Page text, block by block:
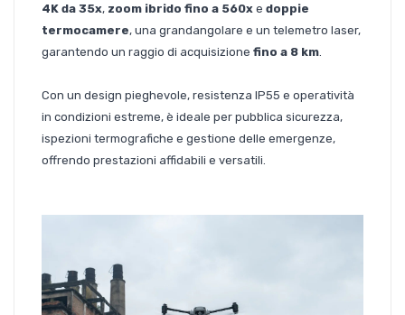
4K da 35x, zoom ibrido fino a 560x e doppie
termocamere, una grandangolare e un telemetro laser,
garantendo un raggio di acquisizione fino a 8 km
Con un design pieghevole, resistenza IP55 e operatività
in condizioni estreme, è ideale per pubblica sicurezza,
ispezioni termografiche e gestione delle emergenze,
offrendo prestazioni affidabili e versatili.